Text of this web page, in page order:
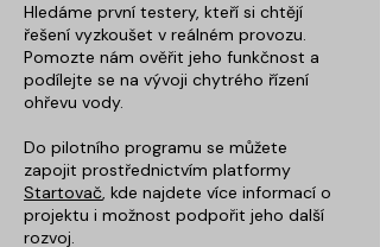
Hledáme první testery, kteří si chtějí
řešení vyzkoušet v reálném provozu.
Pomozte nám ověřit jeho funkčnost a
podílejte se na vývoji chytrého řízení
ohřevu vody.
Do pilotního programu se můžete
zapojit prostřednictvím platformy
Startovač, kde najdete více informací o
projektu i možnost podpořit jeho další
rozvoj.